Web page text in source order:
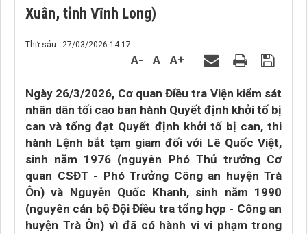
Xuân, tỉnh Vĩnh Long)
Thứ sáu - 27/03/2026 14:17
A- A A+
Ngày 26/3/2026, Cơ quan Điều tra Viện kiểm sát
nhân dân tối cao ban hành Quyết định khởi tố bị
can và tống đạt Quyết định khởi tố bị can, thi
hành Lệnh bắt tạm giam đối với Lê Quốc Việt,
sinh năm 1976 (nguyên Phó Thủ trưởng Cơ
quan CSĐT - Phó Trưởng Công an huyện Trà
Ôn) và Nguyễn Quốc Khanh, sinh năm 1990
(nguyên cán bộ Đội Điều tra tổng hợp - Công an
huyện Trà Ôn) vì đã có hành vi vi phạm trong